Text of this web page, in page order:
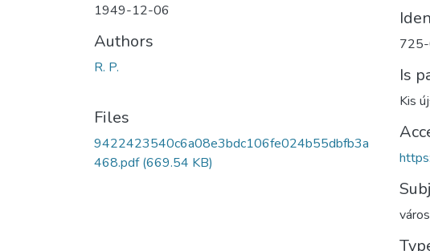
1949-12-06
Authors
R. P.
Files
9422423540c6a08e3bdc106fe024b55dbfb3a
468.pdf(669.54 KB)
Is
Kis